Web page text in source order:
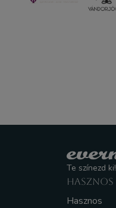
Te színezd ki!
HASZNOS
Hasznos